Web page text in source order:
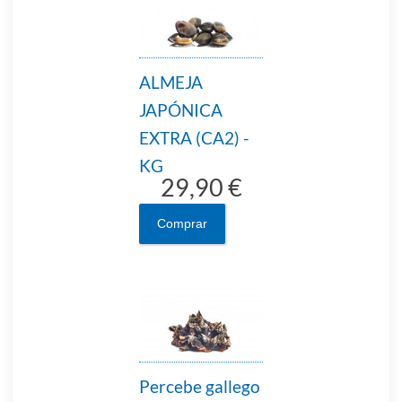
ALMEJA
JAPÓNICA
EXTRA (CA2) -
KG
29,90 €
Comprar
Percebe gallego